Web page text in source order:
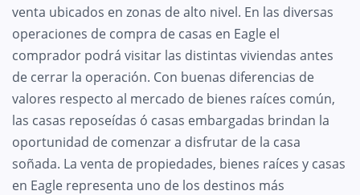
venta ubicados en zonas de alto nivel. En las diversas
operaciones de compra de casas en Eagle el
comprador podrá visitar las distintas viviendas antes
de cerrar la operación. Con buenas diferencias de
valores respecto al mercado de bienes raíces común,
las casas reposeídas ó casas embargadas brindan la
oportunidad de comenzar a disfrutar de la casa
soñada. La venta de propiedades, bienes raíces y casas
en Eagle representa uno de los destinos más